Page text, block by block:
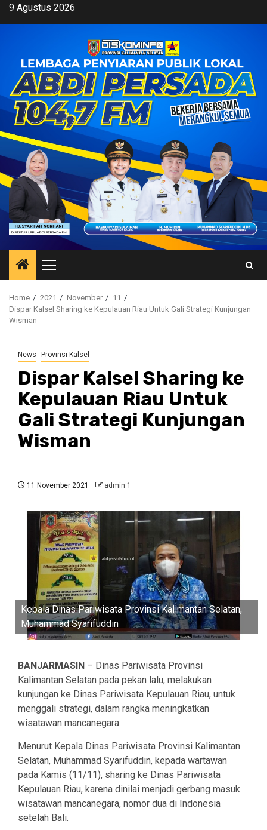
Skip9 Agustus 2026
Primary
Menu
Home 2021 November
11
Dispar Kalsel Sharing ke Kepulauan Riau Untuk Gali Strategi Kunjungan
Wisman
News Provinsi Kalsel
Dispar Kalsel Sharing ke
Kepulauan Riau Untuk
Gali Strategi Kunjungan
Wisman
11 November 2021 admin 1
Kepala Dinas Pariwisata Provinsi Kalimantan Selatan,
Muhammad Syarifuddin
BANJARMASIN – Dinas Pariwisata Provinsi
Kalimantan Selatan pada pekan lalu, melakukan
kunjungan ke Dinas Pariwisata Kepulauan Riau, untuk
menggali strategi, dalam rangka meningkatkan
wisatawan mancanegara.
Menurut Kepala Dinas Pariwisata Provinsi Kalimantan
Selatan, Muhammad Syarifuddin, kepada wartawan
pada Kamis (11/11), sharing ke Dinas Pariwisata
Kepulauan Riau, karena dinilai menjadi gerbang masuk
wisatawan mancanegara, nomor dua di Indonesia
setelah Bali.